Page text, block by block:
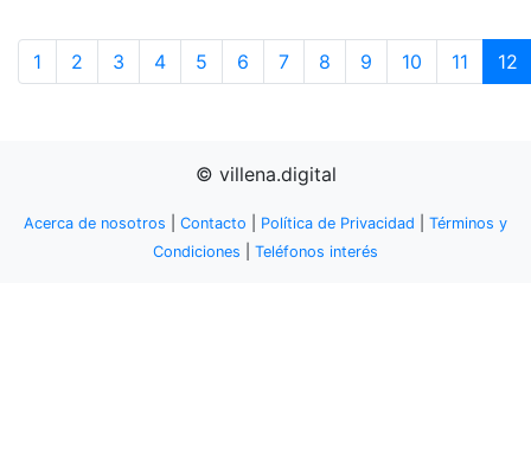
1 2 3 4 5 6 7 8 9 10 11 12
© villena.digital
Acerca de nosotros Contacto Política de Privacidad
Términos y
Condiciones
Teléfonos interés